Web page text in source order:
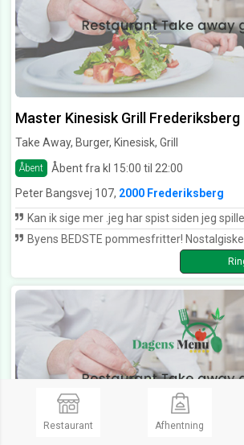
Master Kinesisk Grill Frederiksberg
Take Away, Burger, Kinesisk, Grill
Åbent Åbent fra kl 15:00 til 22:00
Peter Bangsvej 107, 2000 Frederiksberg
Kan ik sige mer .jeg har spist siden jeg spillede fodbold ibfb som 14år er 44år idag det dejligt service og mad mors mad prøv service så kan i måske
Byens BEDSTE pommesfritter! Nostalgiske 80'erflashbacks gør oplevelsen bittersød på den gode måde. Hurra for
Restaurant Afhentning